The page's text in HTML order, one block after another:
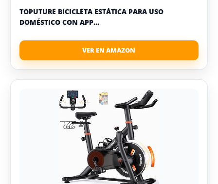
TOPUTURE BICICLETA ESTÁTICA PARA USO
DOMÉSTICO CON APP...